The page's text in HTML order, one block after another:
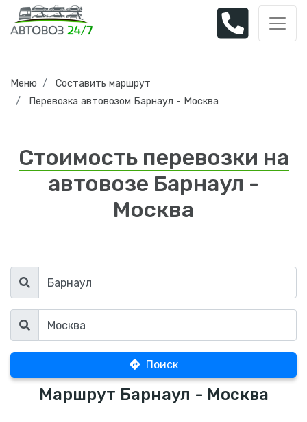
Меню
Составить маршрут
Перевозка автовозом Барнаул - Москва
Стоимость перевозки на
автовозе Барнаул -
Москва
Поиск
Маршрут Барнаул - Москва